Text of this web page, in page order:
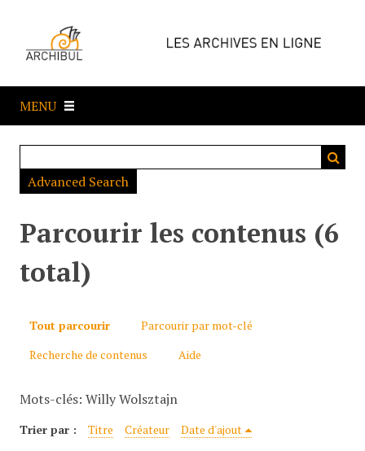
e
a
MENU
Advanced Search
Parcourir les contenus (6
total)
Tout parcourir
Parcourir par mot-clé
Recherche de contenus
Aide
Mots-clés: Willy Wolsztajn
Trier par : Titre Créateur Date d'ajout